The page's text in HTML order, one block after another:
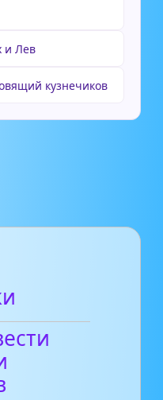
и Лев
кузнечиков